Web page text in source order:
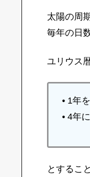
太陽の周
毎年の日
ユリウス
• 1年
• 4年
とするこ